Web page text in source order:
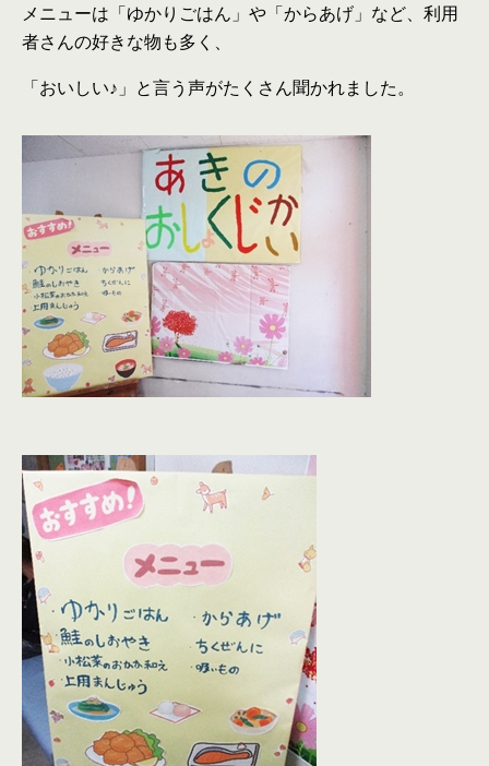
メニューは「ゆかりごはん」や「からあげ」など、利用
者さんの好きな物も多く、
「おいしい♪」と言う声がたくさん聞かれました。